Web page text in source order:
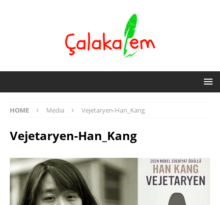
HOME Media Vejetaryen-Han_Kang
Vejetaryen-Han_Kang